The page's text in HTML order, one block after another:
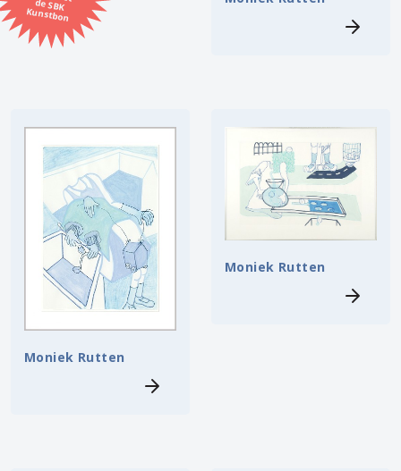
Kunstbon
Kunstenaar
Zoeken
Kerncollectie
Moniek Rutten
Moniek Rutten